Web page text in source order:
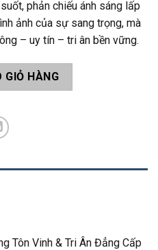
phản chiếu ánh sáng lấp
ảnh của sự sang trọng, mà
– uy tín – tri ân bền vững.
GIỎ HÀNG
Tôn Vinh & Tri Ân Đẳng Cấp